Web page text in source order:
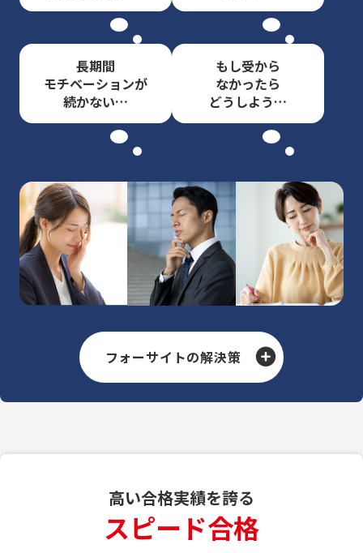
長期間
モチベーションが
続かない…
もし受から
なかったら
どうしよう…
フォーサイトの解決策
高い合格実績を誇る
スピード合格